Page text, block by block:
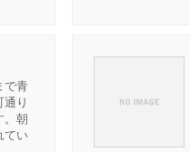
で青
り
。朝
てい